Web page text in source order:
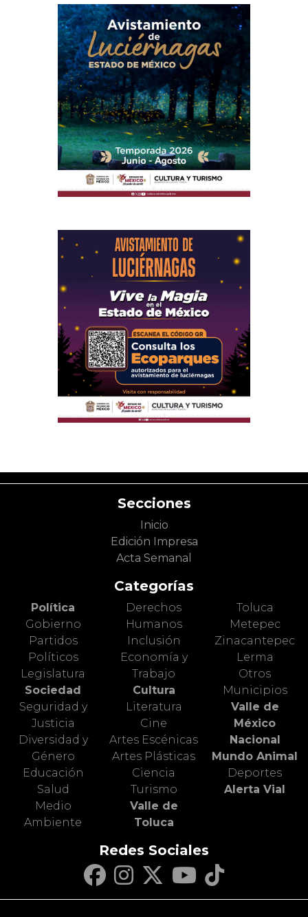
Secciones
Inicio
Edición Impresa
Acta Semanal
Categorías
Política
Gobierno
Partidos
Políticos
Legislatura
Sociedad
Seguridad y
Justicia
Diversidad y
Género
Educación
Salud
Medio
Ambiente
Derechos
Humanos
Inclusión
Economía y
Trabajo
Cultura
Literatura
Cine
Artes Escénicas
Artes Plásticas
Ciencia
Turismo
Valle de
Toluca
Toluca
Metepec
Zinacantepec
Lerma
Otros
Municipios
Valle de
México
Nacional
Mundo Animal
Deportes
Alerta Vial
Redes Sociales